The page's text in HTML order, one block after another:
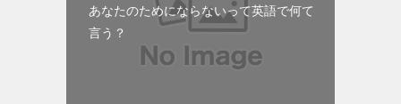
あなたのためにならないって英語で何て
言う？